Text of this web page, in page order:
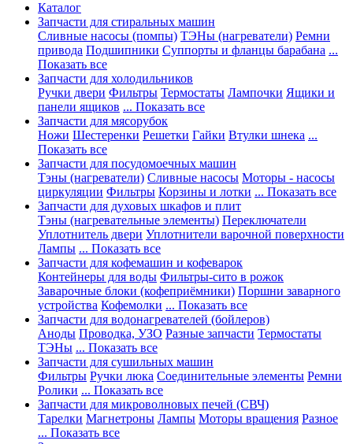
Каталог
Запчасти для стиральных машин
Сливные насосы (помпы) ТЭНы (нагреватели) Ремни
привода Подшипники Суппорты и фланцы барабана ...
Показать все
Запчасти для холодильников
Ручки двери Фильтры Термостаты Лампочки Ящики и
панели ящиков ... Показать все
Запчасти для мясорубок
Ножи Шестеренки Решетки Гайки Втулки шнека ...
Показать все
Запчасти для посудомоечных машин
Тэны (нагреватели) Сливные насосы Моторы - насосы
циркуляции Фильтры Корзины и лотки ... Показать все
Запчасти для духовых шкафов и плит
Тэны (нагревательные элементы) Переключатели
Уплотнитель двери Уплотнители варочной поверхности
Лампы ... Показать все
Запчасти для кофемашин и кофеварок
Контейнеры для воды Фильтры-сито в рожок
Заварочные блоки (кофеприёмники) Поршни заварного
устройства Кофемолки ... Показать все
Запчасти для водонагревателей (бойлеров)
Аноды Проводка, УЗО Разные запчасти Термостаты
ТЭНы ... Показать все
Запчасти для сушильных машин
Фильтры Ручки люка Соединительные элементы Ремни
Ролики ... Показать все
Запчасти для микроволновых печей (СВЧ)
Тарелки Магнетроны Лампы Моторы вращения Разное
... Показать все